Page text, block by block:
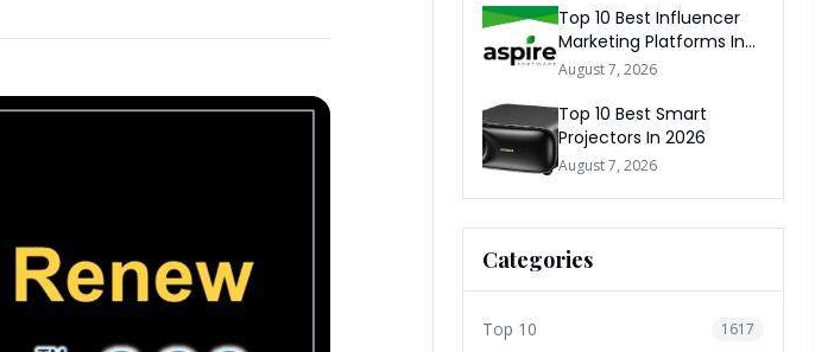
Top 10 Best Influencer
Marketing Platforms In
The World 2026
August 7, 2026
Top 10 Best Smart
Projectors In 2026
August 7, 2026
Categories
Top 10 1617